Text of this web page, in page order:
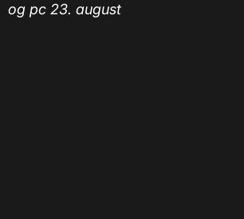
og pc 23. august